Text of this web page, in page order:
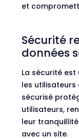
et
Sécurité
données
La sécurité
les utilisateurs
sécurisé
utilisateurs,
leur
avec un site.